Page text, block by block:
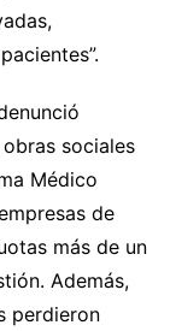
sociales
Médico
de
más de un
Además,
perdieron